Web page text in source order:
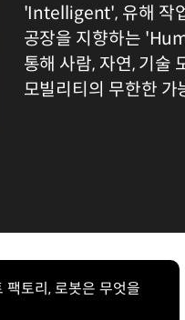
'Intelligent', 유해 작
공장을 지향하는
통해 사람, 자연, 기술
모빌리티의 무한한 가
팩토리, 로봇은 무엇을